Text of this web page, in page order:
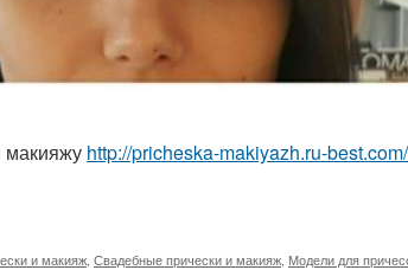
макияжу http://pricheska-makiyazh.ru-
и макияж Свадебные прически и макияж Модели для